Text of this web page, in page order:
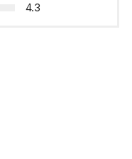
4.3